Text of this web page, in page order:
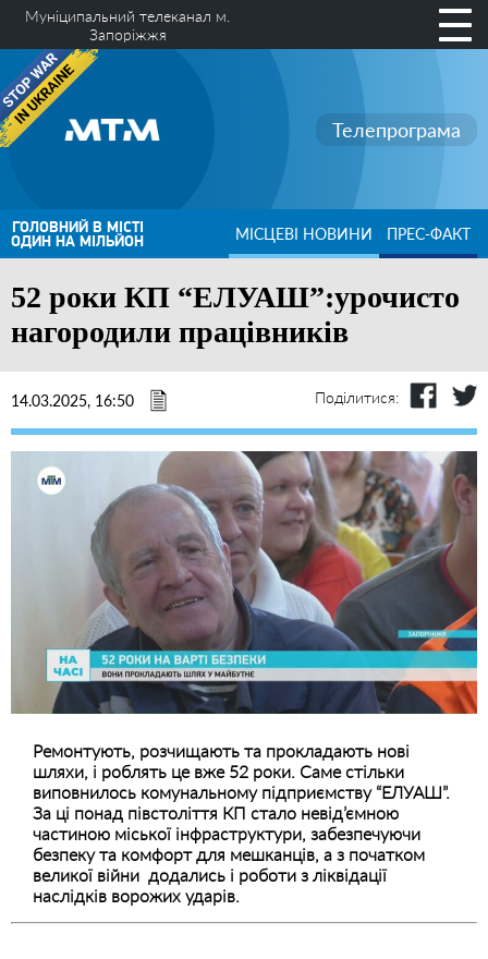
Муніципальний телеканал м.
Запоріжжя
Телепрограма
ГОЛОВНИЙ В МІСТІ
ОДИН НА МІЛЬЙОН МІСЦЕВІ НОВИНИ ПРЕС-ФАКТ
52 роки КП “ЕЛУАШ”:урочисто
нагородили працівників
14.03.2025, 16:50 Поділитися:
Ремонтують, розчищають та прокладають нові
шляхи, і роблять це вже 52 роки. Саме стільки
виповнилось комунальному підприємству “ЕЛУАШ”.
За ці понад півстоліття КП стало невід’ємною
частиною міської інфраструктури, забезпечуючи
безпеку та комфорт для мешканців, а з початком
великої війни додались і роботи з ліквідації
наслідків ворожих ударів.